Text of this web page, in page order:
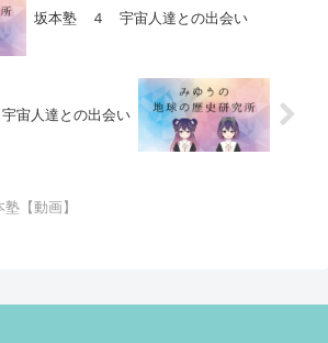
坂本塾 ４ 宇宙人達との出会い
宙人達との出会い
塾【動画】